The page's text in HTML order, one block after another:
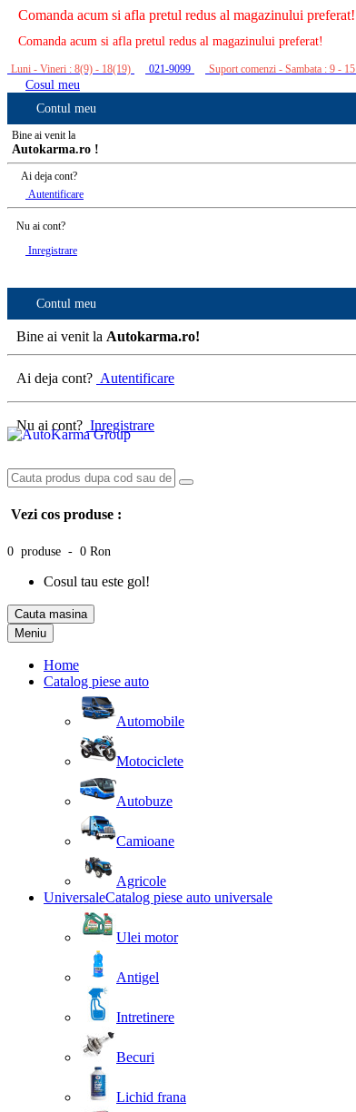
Comanda acum si afla pretul redus al magazinului preferat!
Comanda acum si afla pretul redus al magazinului preferat!
Luni - Vineri : 8(9) - 18(19) 021-9099 Suport comenzi - Sambata : 9 - 15
Cosul meu
Contul meu
Bine ai venit la
Autokarma.ro !
Ai deja cont?
Autentificare
Nu ai cont?
Inregistrare
Contul meu
Bine ai venit la Autokarma.ro!
Ai deja cont? Autentificare
Nu ai cont? Inregistrare
Vezi cos produse :
0 produse - 0 Ron
Cosul tau este gol!
Cauta masina
Meniu
Home
Catalog piese auto
Automobile
Motociclete
Autobuze
Camioane
Agricole
UniversaleCatalog piese auto universale
Ulei motor
Antigel
Intretinere
Becuri
Lichid frana